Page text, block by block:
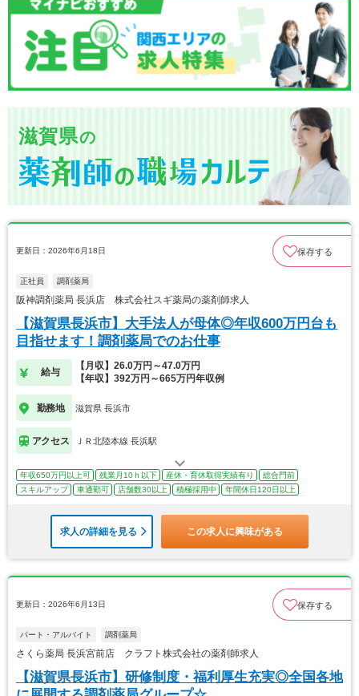
滋賀県の
更新日：2026年6月18日 保存する
正社員 調剤薬局
阪神調剤薬局 長浜店 株式会社スギ薬局の薬剤師求人
【滋賀県長浜市】大手法人が母体◎年収600万円台も
目指せます！調剤薬局でのお仕事
給与
【月収】26.0万円～47.0万円
【年収】392万円～665万円年収例
勤務地 滋賀県 長浜市
アクセス ＪＲ北陸本線 長浜駅
年収650万円以上可 残業月10ｈ以下 産休・育休取得実績有り
総合門前
スキルアップ
車通勤可 店舗数30以上 積極採用中 年間休日120日以上
求人の詳細を見る この求人に興味がある
更新日：2026年6月13日 保存する
パート・アルバイト 調剤薬局
さくら薬局 長浜宮前店 クラフト株式会社の薬剤師求人
【滋賀県長浜市】研修制度・福利厚生充実◎全国各地